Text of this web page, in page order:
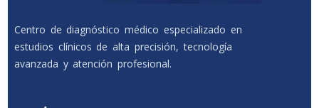
Centro de diagnóstico médico especializado en
estudios clínicos de alta precisión, tecnología
avanzada y atención profesional.